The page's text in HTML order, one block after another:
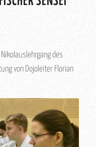
des
von Dojoleiter Florian